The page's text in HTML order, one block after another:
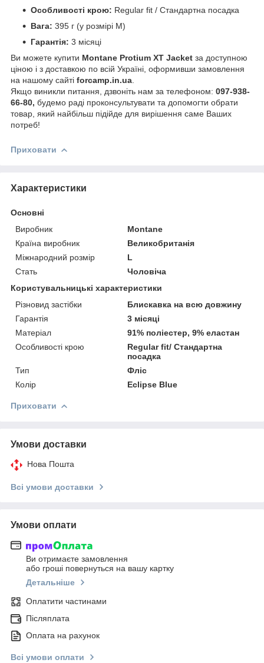
Особливості крою: Regular fit / Стандартна посадка
Вага: 395 г (у розмірі М)
Гарантія: 3 місяці
Ви можете купити Montane Protium XT Jacket за доступною
ціною і з доставкою по всій Україні, оформивши замовлення
на нашому сайті forcamp.in.ua
Якщо виникли питання, дзвоніть нам за телефоном: 097-938-
66-80, будемо раді проконсультувати та допомогти обрати
товар, який найбільш підійде для вирішення саме Ваших
потреб!
Приховати
Характеристики
Основні
Виробник
Montane
Країна виробник
Великобританія
Міжнародний розмір
L
Стать
Чоловіча
Користувальницькі характеристики
Різновид застібки
Блискавка на всю довжину
Гарантія
3 місяці
Матеріал
91% поліестер, 9% еластан
Особливості крою
Regular fit/ Стандартна
посадка
Тип
Фліс
Колір
Eclipse Blue
Приховати
Умови доставки
Нова Пошта
Всі умови доставки
Умови оплати
Ви отримаєте замовлення
або гроші повернуться на вашу картку
Детальніше
Оплатити частинами
Післяплата
Оплата на рахунок
Всі умови оплати